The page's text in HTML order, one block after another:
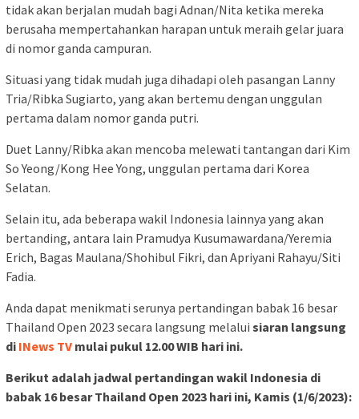
tidak akan berjalan mudah bagi Adnan/Nita ketika mereka
berusaha mempertahankan harapan untuk meraih gelar juara
di nomor ganda campuran.
Situasi yang tidak mudah juga dihadapi oleh pasangan Lanny
Tria/Ribka Sugiarto, yang akan bertemu dengan unggulan
pertama dalam nomor ganda putri.
Duet Lanny/Ribka akan mencoba melewati tantangan dari Kim
So Yeong/Kong Hee Yong, unggulan pertama dari Korea
Selatan.
Selain itu, ada beberapa wakil Indonesia lainnya yang akan
bertanding, antara lain Pramudya Kusumawardana/Yeremia
Erich, Bagas Maulana/Shohibul Fikri, dan Apriyani Rahayu/Siti
Fadia.
Anda dapat menikmati serunya pertandingan babak 16 besar
Thailand Open 2023 secara langsung melalui siaran langsung
di INews TV mulai pukul 12.00 WIB hari ini.
Berikut adalah jadwal pertandingan wakil Indonesia di
babak 16 besar Thailand Open 2023 hari ini, Kamis (1/6/2023):